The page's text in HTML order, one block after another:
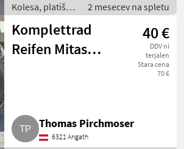
Kolesa, platišča
in pnevmatike /
Druga kolesa,
platišča in
pnevmatike
2 mesecev na spletu
Komplettrad
Reifen Mitas
40 €
DDV ni
terjalen
Stara cena
70 €
Thomas Pirchmoser
6321 Angath